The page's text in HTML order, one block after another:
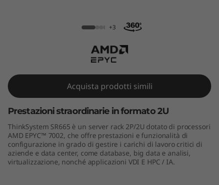
a
k
S
e
+3
Acquista prodotti simili
Prestazioni straordinarie in formato 2U
ThinkSystem SR665 è un server rack 2P/2U dotato di processori
AMD EPYC™ 7002, che offre prestazioni e funzionalità di
configurazione in grado di gestire i carichi di lavoro critici di
aziende e data center, come database, big data e analisi,
virtualizzazione, nonché applicazioni VDI E HPC / IA.